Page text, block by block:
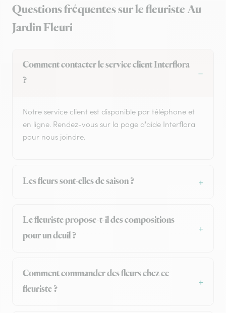
Questions fréquentes sur le fleuriste Au
Jardin Fleuri
Comment contacter le service client Interflora
?
Notre service client est disponible par téléphone et
en ligne. Rendez-vous sur la page d'aide Interflora
pour nous joindre.
Les fleurs sont-elles de saison ?
Le fleuriste propose-t-il des compositions
pour un deuil ?
Comment commander des fleurs chez ce
fleuriste ?